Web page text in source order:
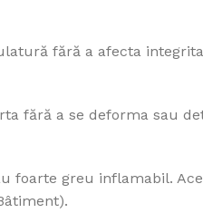
fără a afecta
fără a se deforma sau
foarte greu inflamabil.